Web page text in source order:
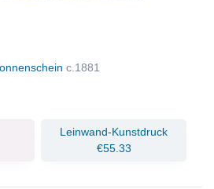
c.1881
Leinwand-Kunstdruck
€55.33